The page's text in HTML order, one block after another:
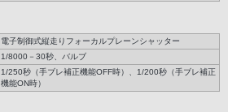
電子制御式縦走りフォーカルプレーンシャッター
1/8000－30秒、バルブ
1/250秒（手ブレ補正機能OFF時）、1/200秒（手ブレ補正
機能ON時）